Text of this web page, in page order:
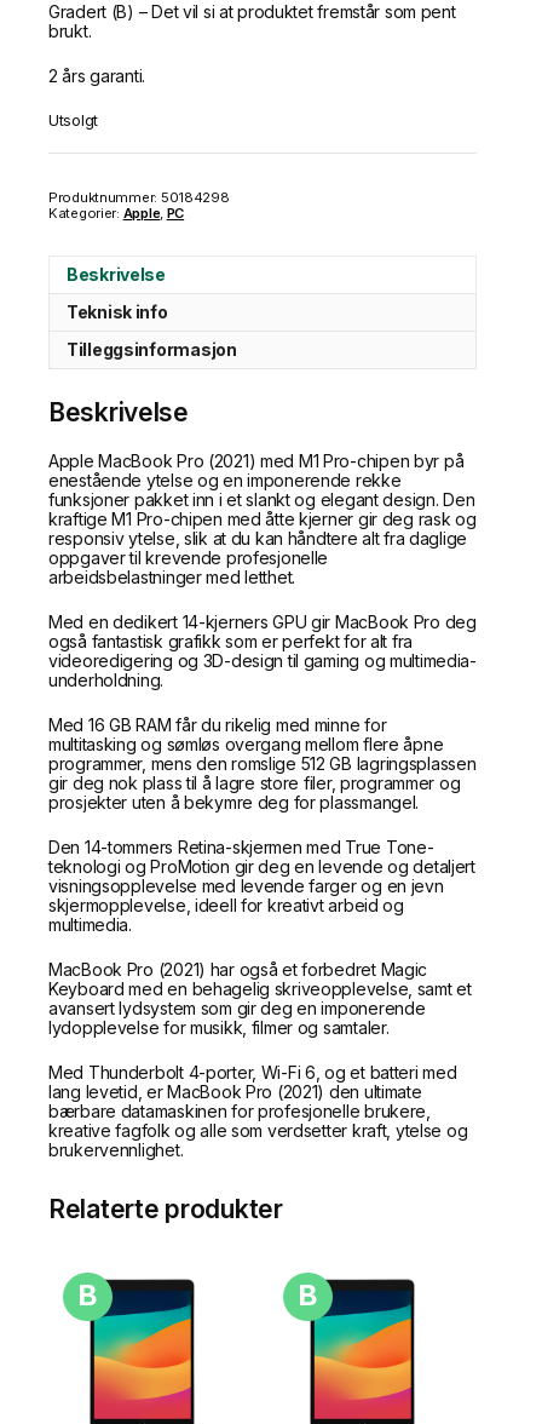
Gradert (B) – Det vil si at produktet fremstår som pent
brukt.
2 års garanti.
Utsolgt
Produktnummer: 50184298
Kategorier: Apple, PC
Beskrivelse
Teknisk info
Tilleggsinformasjon
Beskrivelse
Apple MacBook Pro (2021) med M1 Pro-chipen byr på
enestående ytelse og en imponerende rekke
funksjoner pakket inn i et slankt og elegant design. Den
kraftige M1 Pro-chipen med åtte kjerner gir deg rask og
responsiv ytelse, slik at du kan håndtere alt fra daglige
oppgaver til krevende profesjonelle
arbeidsbelastninger med letthet.
Med en dedikert 14-kjerners GPU gir MacBook Pro deg
også fantastisk grafikk som er perfekt for alt fra
videoredigering og 3D-design til gaming og multimedia-
underholdning.
Med 16 GB RAM får du rikelig med minne for
multitasking og sømløs overgang mellom flere åpne
programmer, mens den romslige 512 GB lagringsplassen
gir deg nok plass til å lagre store filer, programmer og
prosjekter uten å bekymre deg for plassmangel.
Den 14-tommers Retina-skjermen med True Tone-
teknologi og ProMotion gir deg en levende og detaljert
visningsopplevelse med levende farger og en jevn
skjermopplevelse, ideell for kreativt arbeid og
multimedia.
MacBook Pro (2021) har også et forbedret Magic
Keyboard med en behagelig skriveopplevelse, samt et
avansert lydsystem som gir deg en imponerende
lydopplevelse for musikk, filmer og samtaler.
Med Thunderbolt 4-porter, Wi-Fi 6, og et batteri med
lang levetid, er MacBook Pro (2021) den ultimate
bærbare datamaskinen for profesjonelle brukere,
kreative fagfolk og alle som verdsetter kraft, ytelse og
brukervennlighet.
Relaterte produkter
B B